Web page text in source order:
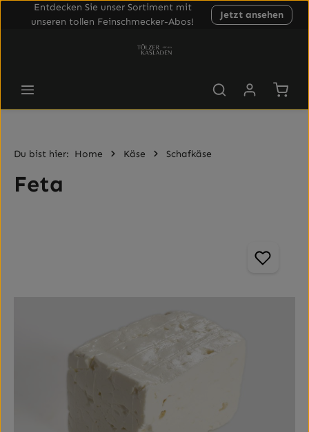
Entdecken Sie unser Sortiment mit
unseren tollen Feinschmecker-Abos!
Jetzt ansehen
Du bist hier: Home Käse Schafkäse
Feta